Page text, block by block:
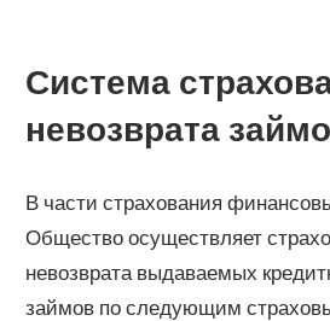
Система
невозврата
В части страхования
Общество осуществляет
невозврата выдаваемых
займов по следующим